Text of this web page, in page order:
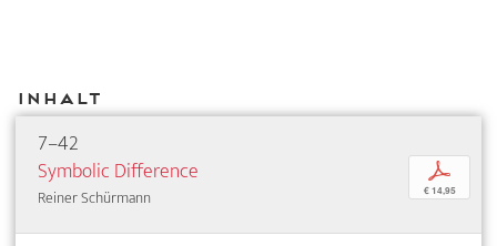
Inhalt
7–42
Symbolic Difference
Reiner Schürmann
p
€ 14,95